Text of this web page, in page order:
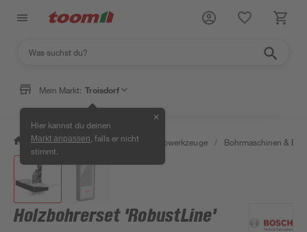
Mein Markt: Troisdorf
Hier kannst du deinen
Markt anpassen , falls er nicht
stimmt.
✕
/ Werkstatt & Maschinen / Elektrowerkzeuge / Bohrmaschinen &
Holzbohrerset 'RobustLine'